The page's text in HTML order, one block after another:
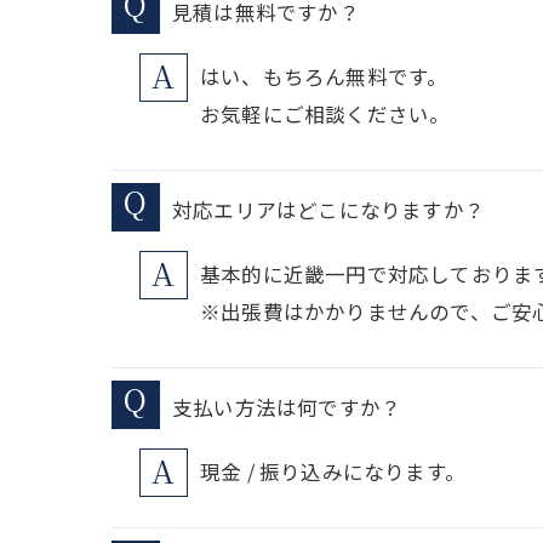
見積は無料ですか？
はい、もちろん無料です。
お気軽にご相談ください。
対応エリアはどこになりますか？
基本的に近畿一円で対応しておりま
※出張費はかかりませんので、ご安
支払い方法は何ですか？
現金 / 振り込みになります。